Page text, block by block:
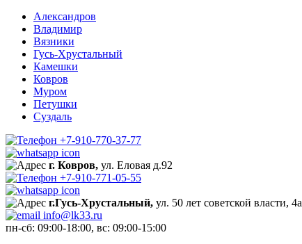
Александров
Владимир
Вязники
Гусь-Хрустальный
Камешки
Ковров
Муром
Петушки
Суздаль
+7-910-770-37-77
г. Ковров, ул. Еловая д.92
+7-910-771-05-55
г.Гусь-Хрустальный, ул. 50 лет советской власти, 4а
info@lk33.ru
пн-сб: 09:00-18:00, вс: 09:00-15:00